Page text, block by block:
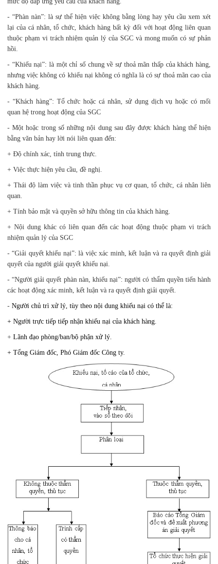
- “Phàn nàn”: là sự thể hiện việc không bằng lòng hay yêu cầu xem xét
lại của cá nhân, tổ chức, khách hàng bất kỳ đối với hoạt động liên quan
thuộc phạm vi trách nhiệm quản lý của SGC và mong muốn có sự phản
hồi.
- “Khiếu nại”: là một chỉ số chung về sự thoả mãn thấp của khách hàng,
nhưng việc không có khiếu nại không có nghĩa là có sự thoả mãn cao của
khách hàng.
- “Khách hàng”: Tổ chức hoặc cá nhân, sử dụng dịch vụ hoặc có mối
quan hệ trong hoạt động của SGC
- Một hoặc trong số những nội dung sau đây được khách hàng thể hiện
bằng văn bản hay lời nói liên quan đến:
+ Độ chính xác, tính trung thực.
+ Việc thực hiện yêu cầu, đề nghị.
+ Thái độ làm việc và tinh thần phục vụ cơ quan, tổ chức, cá nhân liên
quan.
+ Tính bảo mật và quyền sở hữu thông tin của khách hàng.
+ Nội dung khác có liên quan đến các hoạt động thuộc phạm vi trách
nhiệm quản lý của SGC
- “Giải quyết khiếu nại”: là việc xác minh, kết luận và ra quyết định giải
quyết của người giải quyết khiếu nại.
- “Người giải quyết phàn nàn, khiếu nại”: người có thẩm quyền tiến hành
các hoạt động xác minh, kết luận và ra quyết định giải quyết.
- Người chủ trì xử lý, tùy theo nội dung khiếu nại có thể là:
+ Người trực tiếp tiếp nhận khiếu nại của khách hàng.
+ Lãnh đạo phòng/ban/bộ phận xử lý.
+ Tổng Giám đốc, Phó Giám đốc Công ty.